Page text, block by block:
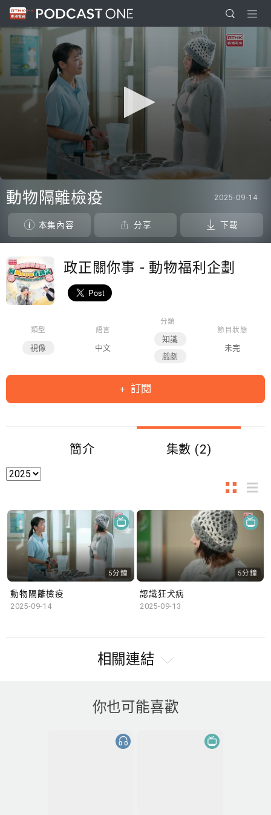
seconds
of
seconds
動物隔離檢疫 2025-09-14
本集內容 分享 下載
政正關你事 - 動物福利企劃
類型
視像
語言
中文
分類
知識
戲劇
節目狀態
未完
訂閱
簡介 集數 (2)
5分鐘
動物隔離檢疫
2025-09-14
5分鐘
認識狂犬病
2025-09-13
相關連結
你也可能喜歡